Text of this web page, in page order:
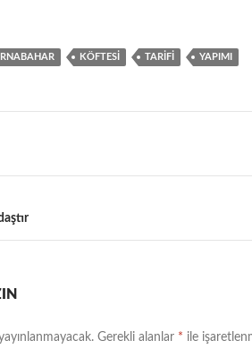
KÖFTESI TARIFI YAPIMI
Gerekli alanlar * ile